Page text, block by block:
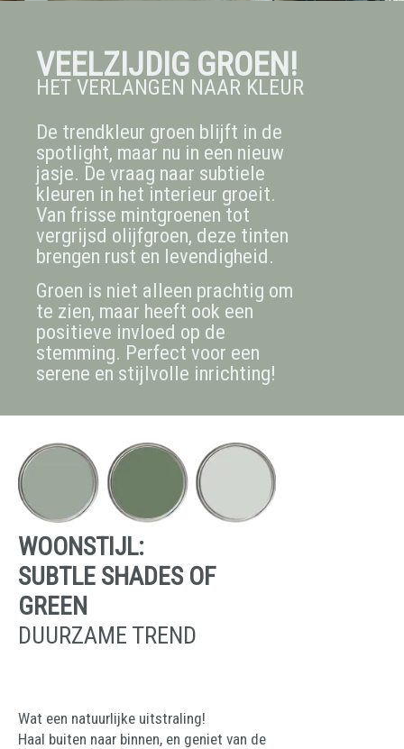
VEELZIJDIG GROEN!
HET VERLANGEN NAAR KLEUR
De trendkleur groen blijft in de
spotlight, maar nu in een nieuw
jasje. De vraag naar subtiele
kleuren in het interieur groeit.
Van frisse mintgroenen tot
vergrijsd olijfgroen, deze tinten
brengen rust en levendigheid.
Groen is niet alleen prachtig om
te zien, maar heeft ook een
positieve invloed op de
stemming. Perfect voor een
serene en stijlvolle inrichting!
WOONSTIJL:
SUBTLE SHADES OF
GREEN
DUURZAME TREND
Wat een natuurlijke uitstraling!
Haal buiten naar binnen, en geniet van de